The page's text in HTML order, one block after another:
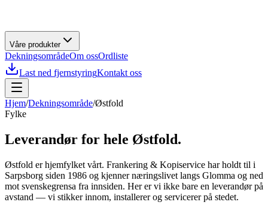
Våre produkter
DekningsområdeOm ossOrdliste
Last ned fjernstyringKontakt oss
Hjem/Dekningsområde/Østfold
Fylke
Leverandør for hele Østfold.
Østfold er hjemfylket vårt. Frankering & Kopiservice har holdt til i
Sarpsborg siden 1986 og kjenner næringslivet langs Glomma og ned
mot svenskegrensa fra innsiden. Her er vi ikke bare en leverandør på
avstand — vi stikker innom, installerer og servicerer på stedet.